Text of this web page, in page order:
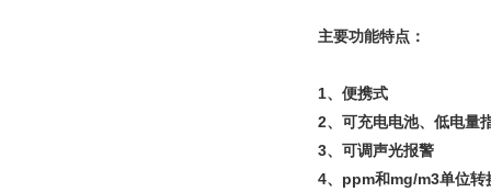
主要功能特点：
1、便携式
2、可充电电池、低电量
3、可调声光报警
4、ppm和mg/m3单位转